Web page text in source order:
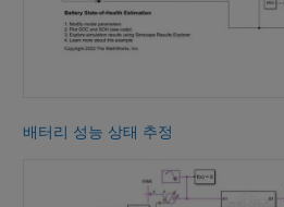
배터리 성능 상태 추정